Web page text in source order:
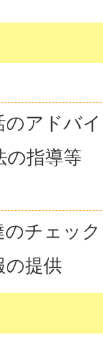
のアドバ
の指導等
チェック
の提供